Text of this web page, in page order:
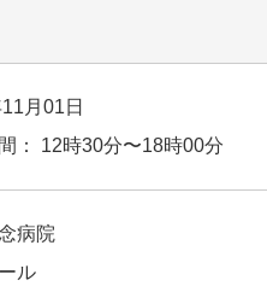
月01日
： 12時30分〜18時00分
病院
ル